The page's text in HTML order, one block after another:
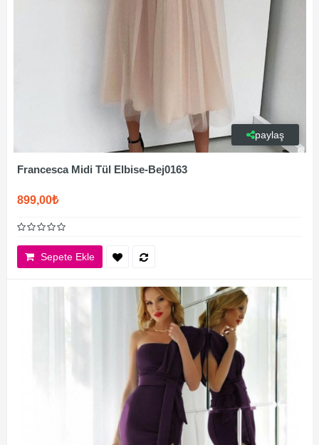
paylaş
Francesca Midi Tül Elbise-Bej0163
899,00₺
Sepete Ekle